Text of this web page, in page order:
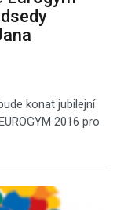
konat jubilejní
2016 pro